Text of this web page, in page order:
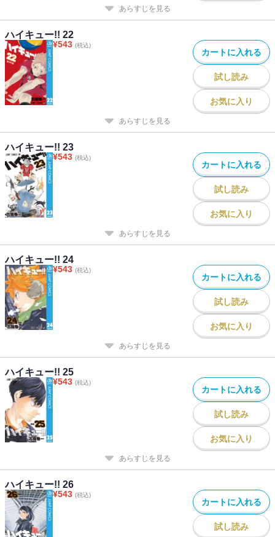
あらすじを見る
ハイキュー!! 22
¥543 (税込)
カートに入れる
試し読み
お気に入り
あらすじを見る
ハイキュー!! 23
¥543 (税込)
カートに入れる
試し読み
お気に入り
あらすじを見る
ハイキュー!! 24
¥543 (税込)
カートに入れる
試し読み
お気に入り
あらすじを見る
ハイキュー!! 25
¥543 (税込)
カートに入れる
試し読み
お気に入り
あらすじを見る
ハイキュー!! 26
¥543 (税込)
カートに入れる
試し読み